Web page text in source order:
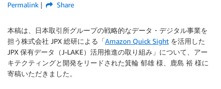
Permalink
Share
本稿は、日本取引所グループの戦略的なデータ・デジタル事業を
担う株式会社 JPX 総研による「Amazon Quick Sight を活用した
JPX 保有データ（J-LAKE）活用推進の取り組み」について、アー
キテクティングと開発をリードされた箕輪 郁雄 様、鹿島 裕 様に
寄稿いただきました。